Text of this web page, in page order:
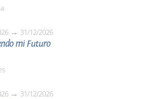
31/12/2026
mi Futuro
31/12/2026